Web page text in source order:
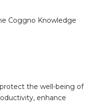
Coggno Knowledge
the well-being of
enhance